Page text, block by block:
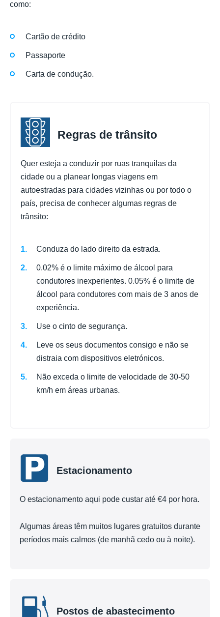
como:
Cartão de crédito
Passaporte
Carta de condução.
Regras de trânsito
Quer esteja a conduzir por ruas tranquilas da
cidade ou a planear longas viagens em
autoestradas para cidades vizinhas ou por todo o
país, precisa de conhecer algumas regras de
trânsito:
Conduza do lado direito da estrada.
0.02% é o limite máximo de álcool para
condutores inexperientes. 0.05% é o limite de
álcool para condutores com mais de 3 anos de
experiência.
Use o cinto de segurança.
Leve os seus documentos consigo e não se
distraia com dispositivos eletrónicos.
Não exceda o limite de velocidade de 30-50
km/h em áreas urbanas.
Estacionamento
O estacionamento aqui pode custar até €4 por hora.
Algumas áreas têm muitos lugares gratuitos durante
períodos mais calmos (de manhã cedo ou à noite).
Postos de abastecimento